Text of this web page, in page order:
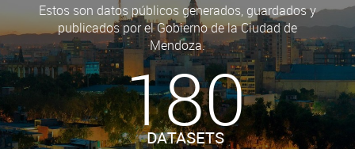
Estos son datos públicos generados, guardados y
publicados por el Gobierno de la Ciudad de
Mendoza.
180
DATASETS